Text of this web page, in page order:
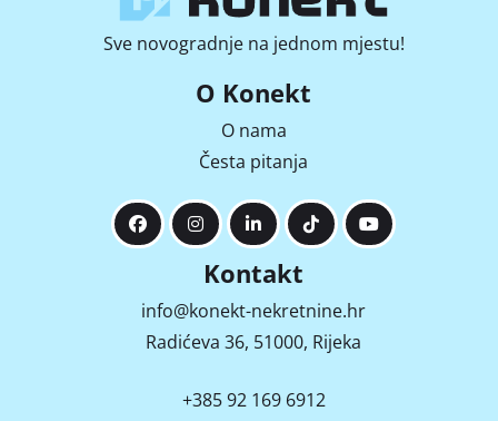
Sve novogradnje na jednom mjestu!
O Konekt
O nama
Česta pitanja
Kontakt
info@konekt-nekretnine.hr
Radićeva 36, 51000, Rijeka
+385 92 169 6912